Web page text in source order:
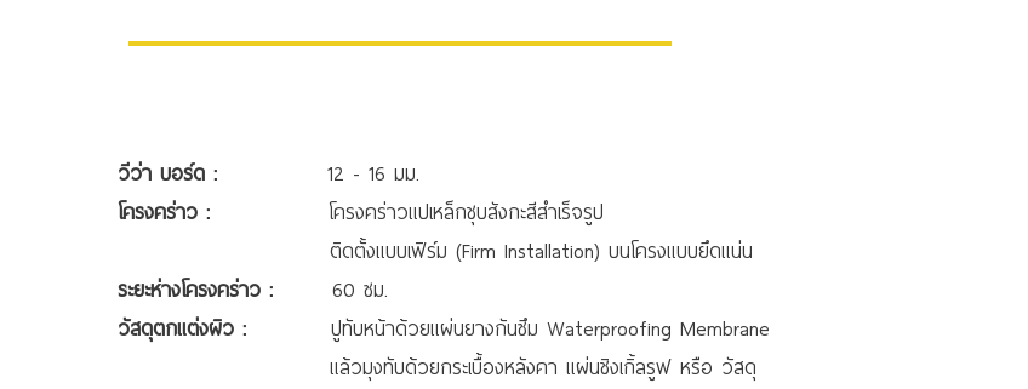
วีว่า บอร์ด : 12 - 16 มม.
โครงคร่าว : โครงคร่าวแปเหล็กชุบสังกะสีสำเร็จรูป
ติดตั้งแบบเฟิร์ม (Firm Installation) บนโครงแบบยึดแน่น
ระยะห่างโครงคร่าว : 60 ซม.
วัสดุตกแต่งผิว : ปูทับหน้าด้วยแผ่นยางกันซึม Waterproofing Membrane
แล้วมุงทับด้วยกระเบื้องหลังคา แผ่นชิงเกิ้ลรูฟ หรือ วัสดุ